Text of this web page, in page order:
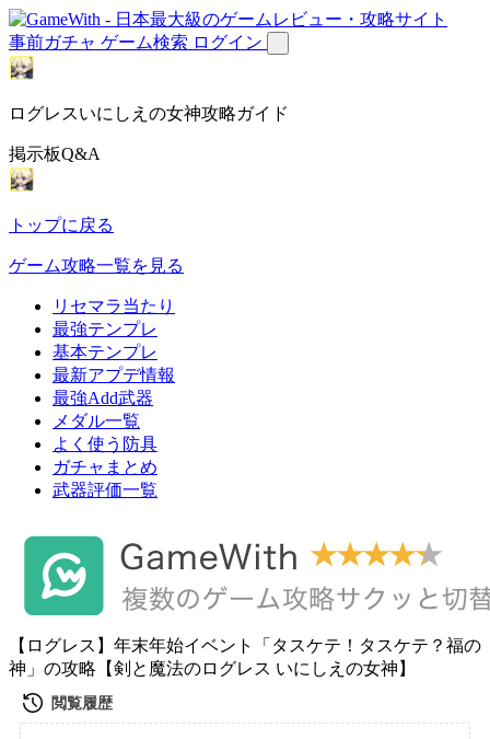
事前ガチャ ゲーム検索 ログイン
ログレスいにしえの女神攻略ガイド
掲示板Q&A
トップに戻る
ゲーム攻略一覧を見る
リセマラ当たり
最強テンプレ
基本テンプレ
最新アプデ情報
最強Add武器
メダル一覧
よく使う防具
ガチャまとめ
武器評価一覧
【ログレス】年末年始イベント「タスケテ！タスケテ？福の
神」の攻略【剣と魔法のログレス いにしえの女神】